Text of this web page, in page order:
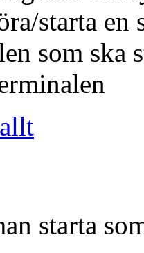
starta
som ska
starta